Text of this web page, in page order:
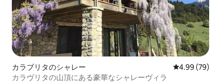
カラブリタのシャレー レビュー79
4.99 (79)
カラヴリタの山頂にある豪華なシャレーヴィラ